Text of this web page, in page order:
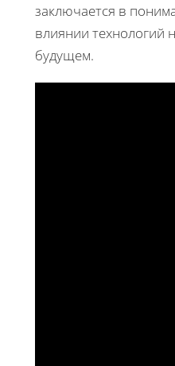
заключается в
влиянии технологий
будущем.